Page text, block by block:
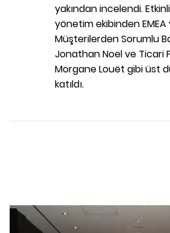
yakından incelendi.
yönetim ekibinden
Müşterilerden Sorumlu
Jonathan Noel ve Ticari
Morgane Louët gibi üst
katıldı.